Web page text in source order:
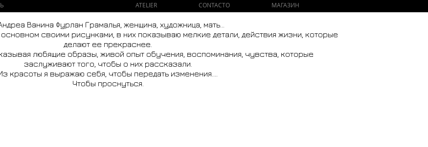
ATELIER CONTACTO МАГАЗИН
Ванина Фурлан Грамалья, женщина, художница, мать...
своими рисунками, в них показываю мелкие детали, действия жизни, которые
делают ее прекраснее.
любящие образы, живой опыт обучения, воспоминания, чувства, которые
заслуживают того, чтобы о них рассказали.
красоты я выражаю себя, чтобы передать изменения....
Чтобы проснуться.